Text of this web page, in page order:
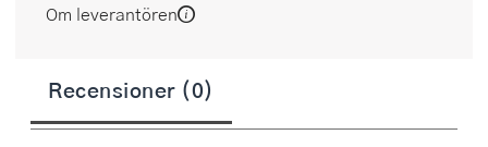
Om leverantören
Recensioner (0)